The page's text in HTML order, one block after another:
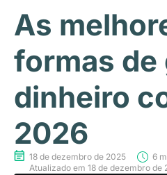
As
formas de
dinheiro
2026
18 de dezembro de 2025
6
Atualizado em 18 de dezembro de